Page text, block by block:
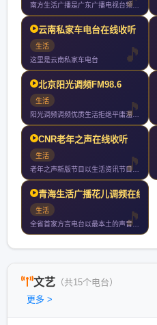
南方生活广播是广东广播电视台频率之一作为华南地区唯一一家以传
云南私家车电台在线收听
生活
这里是云南私家车电台
北京阳光调频FM98.6
生活
阳光调频调频优质生活拒绝平庸温暖发声
CNR老年之声在线收听
生活
老年之声新版节目以生活资讯节目健康养生节目和文艺节目为主全天
青海生活广播花儿调频在线
生活
全省首家方言电台以最本土的声音打造最全面的生活服务类电台
文艺 （共15个电台）
更多 >